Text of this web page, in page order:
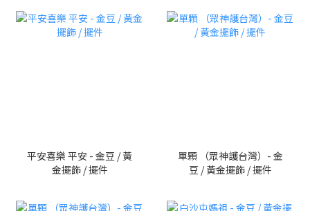
平安喜樂 平安 - 金豆 / 黃
金擺飾 / 擺件
單顆 （眾神護台灣）- 金
豆 / 黃金擺飾 / 擺件